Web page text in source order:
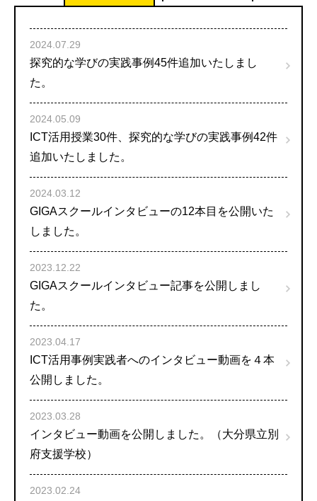
2024.07.29
探究的な学びの実践事例45件追加いたしまし
た。
2024.05.09
ICT活用授業30件、探究的な学びの実践事例42件
追加いたしました。
2024.03.12
GIGAスクールインタビューの12本目を公開いた
しました。
2023.12.22
GIGAスクールインタビュー記事を公開しまし
た。
2023.04.17
ICT活用事例実践者へのインタビュー動画を４本
公開しました。
2023.03.28
インタビュー動画を公開しました。（大分県立別
府支援学校）
2023.02.24